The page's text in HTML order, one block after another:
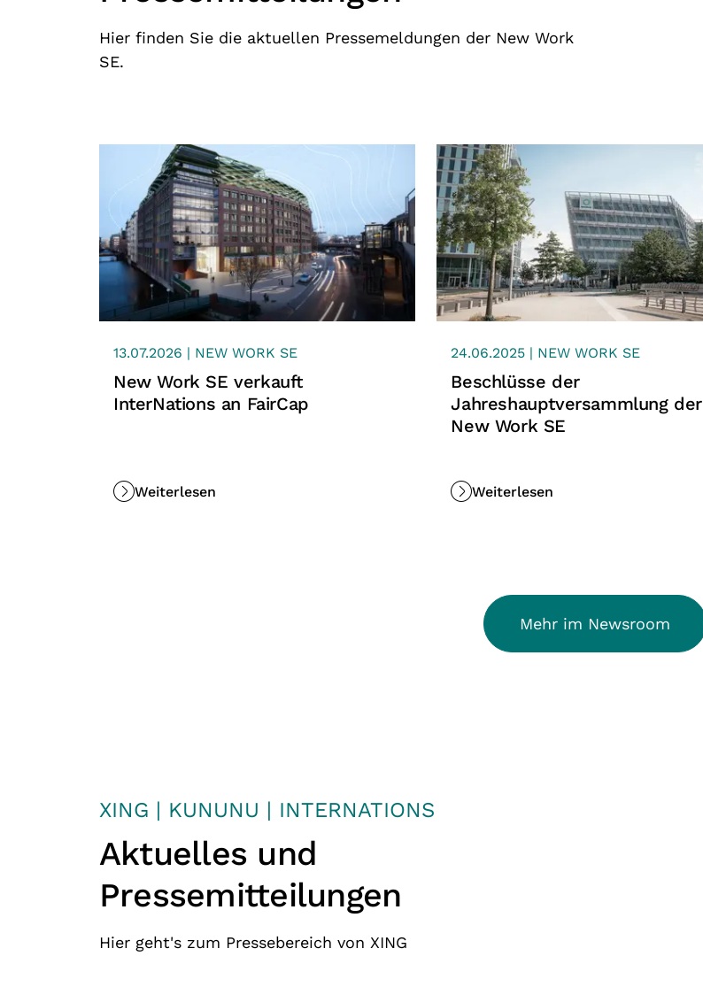
Hier finden Sie die aktuellen Pressemeldungen der New Work
SE.
13.07.2026 | NEW WORK SE
New Work SE verkauft
InterNations an FairCap
Weiterlesen
24.06.2025 | NEW WORK SE
Beschlüsse der
Jahreshauptversammlung der
New Work SE
Weiterlesen
Mehr im Newsroom
XING | KUNUNU | INTERNATIONS
Aktuelles und
Pressemitteilungen
Hier geht's zum Pressebereich von XING